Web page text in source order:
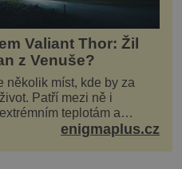
Valiant Thor: Žil
z Venuše?
několik míst, kde by za
Patří mezi ně i
teplotám a
teoreticky mohla ukrývat
enigmaplus.cz